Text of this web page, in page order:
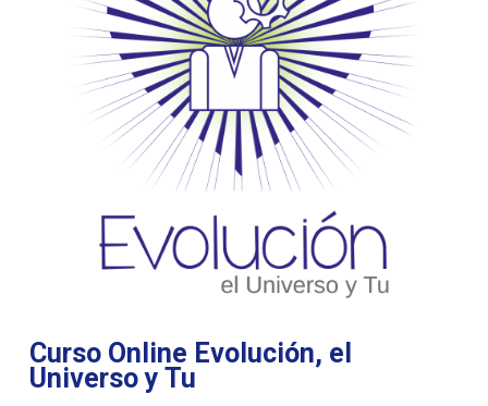
Curso Online Evolución, el
Universo y Tu